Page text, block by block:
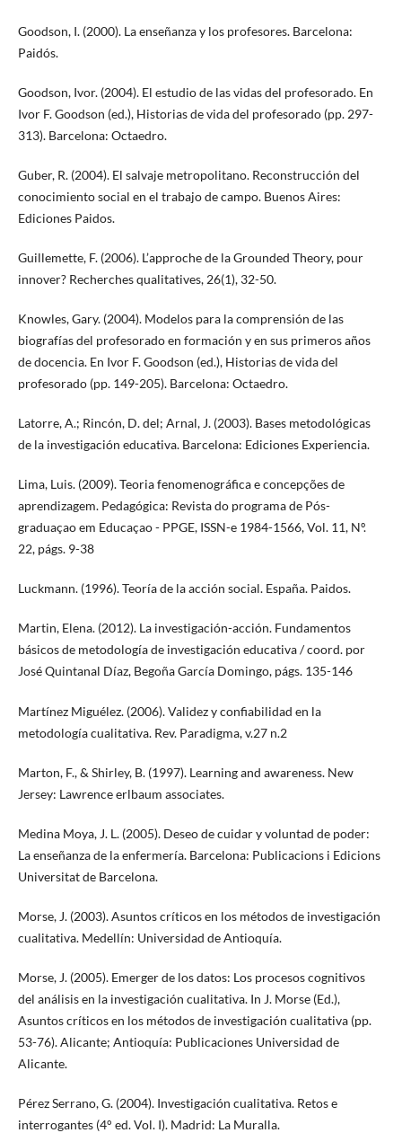
Goodson, I. (2000). La enseñanza y los profesores. Barcelona:
Paidós.
Goodson, Ivor. (2004). El estudio de las vidas del profesorado. En
Ivor F. Goodson (ed.), Historias de vida del profesorado (pp. 297-
313). Barcelona: Octaedro.
Guber, R. (2004). El salvaje metropolitano. Reconstrucción del
conocimiento social en el trabajo de campo. Buenos Aires:
Ediciones Paidos.
Guillemette, F. (2006). L’approche de la Grounded Theory, pour
innover? Recherches qualitatives, 26(1), 32-50.
Knowles, Gary. (2004). Modelos para la comprensión de las
biografías del profesorado en formación y en sus primeros años
de docencia. En Ivor F. Goodson (ed.), Historias de vida del
profesorado (pp. 149-205). Barcelona: Octaedro.
Latorre, A.; Rincón, D. del; Arnal, J. (2003). Bases metodológicas
de la investigación educativa. Barcelona: Ediciones Experiencia.
Lima, Luis. (2009). Teoria fenomenográfica e concepções de
aprendizagem. Pedagógica: Revista do programa de Pós-
graduaçao em Educaçao - PPGE, ISSN-e 1984-1566, Vol. 11, Nº.
22, págs. 9-38
Luckmann. (1996). Teoría de la acción social. España. Paidos.
Martin, Elena. (2012). La investigación-acción. Fundamentos
básicos de metodología de investigación educativa / coord. por
José Quintanal Díaz, Begoña García Domingo, págs. 135-146
Martínez Miguélez. (2006). Validez y confiabilidad en la
metodología cualitativa. Rev. Paradigma, v.27 n.2
Marton, F., & Shirley, B. (1997). Learning and awareness. New
Jersey: Lawrence erlbaum associates.
Medina Moya, J. L. (2005). Deseo de cuidar y voluntad de poder:
La enseñanza de la enfermería. Barcelona: Publicacions i Edicions
Universitat de Barcelona.
Morse, J. (2003). Asuntos críticos en los métodos de investigación
cualitativa. Medellín: Universidad de Antioquía.
Morse, J. (2005). Emerger de los datos: Los procesos cognitivos
del análisis en la investigación cualitativa. In J. Morse (Ed.),
Asuntos críticos en los métodos de investigación cualitativa (pp.
53-76). Alicante; Antioquía: Publicaciones Universidad de
Alicante.
Pérez Serrano, G. (2004). Investigación cualitativa. Retos e
interrogantes (4° ed. Vol. I). Madrid: La Muralla.